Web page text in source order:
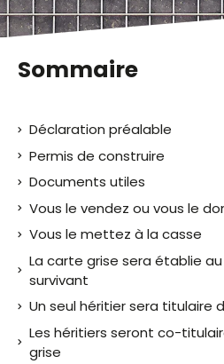
Sommaire
Déclaration préalable
Permis de construire
Documents utiles
Vous le vendez ou vous le
Vous le mettez à la casse
La carte grise sera établie
survivant
Un seul héritier sera titulaire
Les héritiers seront co-
grise